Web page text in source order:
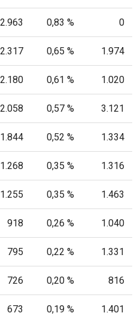
2.963 0,83 % 0
2.317 0,65 % 1.974
2.180 0,61 % 1.020
2.058 0,57 % 3.121
1.844 0,52 % 1.334
1.268 0,35 % 1.316
1.255 0,35 % 1.463
918 0,26 % 1.040
795 0,22 % 1.331
726 0,20 % 816
673 0,19 % 1.401